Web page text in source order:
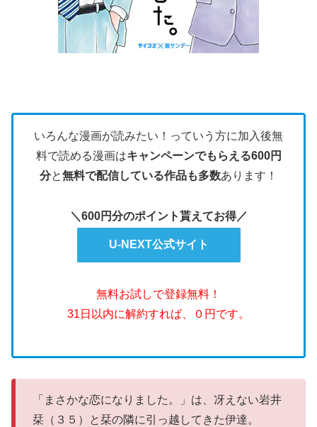
いろんな漫画が読みたい！っていう方に加入後無
料で読める漫画はキャンペーンでもらえる600円
分と無料で配信している作品も多数あります！
＼600円分のポイント貰えてお得／
U-NEXT公式サイト
無料お試しで登録無料！
31日以内に解約すれば、０円です。
「まさかな恋になりました。」は、冴えない岩井
栞（３５）と栞の隣に引っ越してきた伊達。